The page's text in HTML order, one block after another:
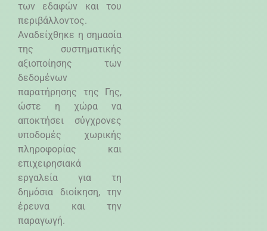
των εδαφών και του
περιβάλλοντος.
Αναδείχθηκε η σημασία
της συστηματικής
αξιοποίησης των
δεδομένων
παρατήρησης της Γης,
ώστε η χώρα να
αποκτήσει σύγχρονες
υποδομές χωρικής
πληροφορίας και
επιχειρησιακά
εργαλεία για τη
δημόσια διοίκηση, την
έρευνα και την
παραγωγή.